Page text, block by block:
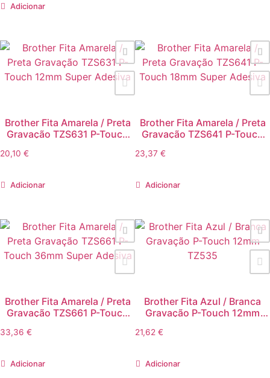
Adicionar
Brother Fita Amarela / Preta
Gravação TZS631 P-Touch
20,10 €
Adicionar
Brother Fita Amarela / Preta
Gravação TZS641 P-Touch
23,37 €
Adicionar
Brother Fita Amarela / Preta
Gravação TZS661 P-Touch
33,36 €
Adicionar
Brother Fita Azul / Branca
Gravação P-Touch 12mm
21,62 €
Adicionar